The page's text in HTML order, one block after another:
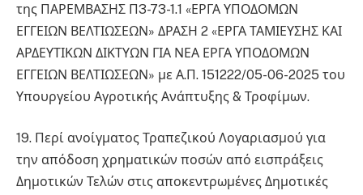
της ΠΑΡΕΜΒΑΣΗΣ Π3-73-1.1 «ΕΡΓΑ ΥΠΟΔΟΜΩΝ
ΕΓΓΕΙΩΝ ΒΕΛΤΙΩΣΕΩΝ» ΔΡΑΣΗ 2 «ΕΡΓΑ ΤΑΜΙΕΥΣΗΣ ΚΑΙ
ΑΡΔΕΥΤΙΚΩΝ ΔΙΚΤΥΩΝ ΓΙΑ ΝΕΑ ΕΡΓΑ ΥΠΟΔΟΜΩΝ
ΕΓΓΕΙΩΝ ΒΕΛΤΙΩΣΕΩΝ» με Α.Π. 151222/05-06-2025 του
Υπουργείου Αγροτικής Ανάπτυξης & Τροφίμων.
19. Περί ανοίγματος Τραπεζικού Λογαριασμού για
την απόδοση χρηματικών ποσών από εισπράξεις
Δημοτικών Τελών στις αποκεντρωμένες Δημοτικές